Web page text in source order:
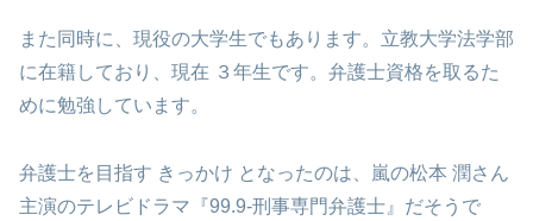
また同時に、現役の大学生でもあります。立教大学法学部
に在籍しており、現在 ３年生です。弁護士資格を取るた
めに勉強しています。
弁護士を目指す きっかけ となったのは、嵐の松本 潤さん
主演のテレビドラマ『99.9-刑事専門弁護士』だそうで